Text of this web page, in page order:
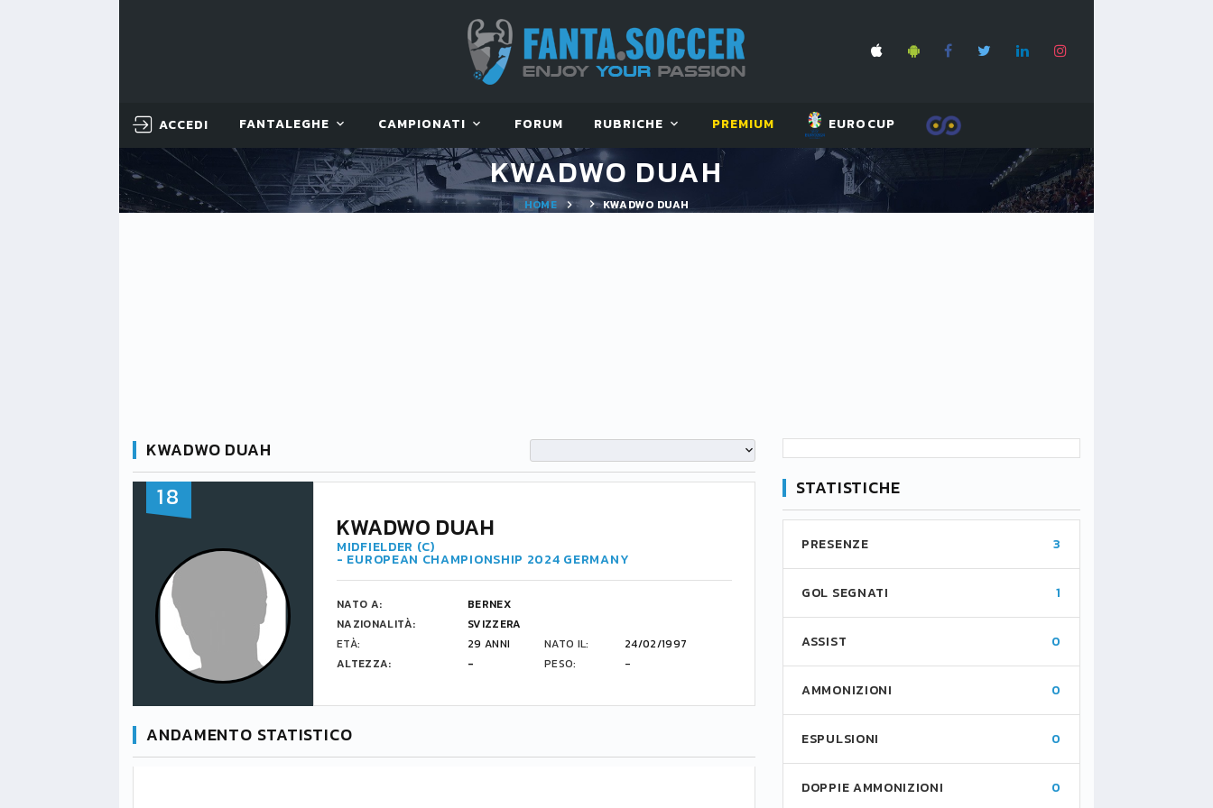
ACCEDI FANTALEGHE CAMPIONATI FORUM RUBRICHE PREMIUM EUROCUP
KWADWO DUAH
HOME KWADWO DUAH
KWADWO DUAH
18
KWADWO DUAH
MIDFIELDER (C)
- EUROPEAN CHAMPIONSHIP 2024 GERMANY
NATO A:
BERNEX
NAZIONALITÀ:
SVIZZERA
ETÀ:
29 ANNI NATO IL:
24/02/1997
ALTEZZA:
- PESO: -
ANDAMENTO STATISTICO
STATISTICHE
PRESENZE 3
GOL SEGNATI 1
ASSIST 0
AMMONIZIONI 0
ESPULSIONI 0
DOPPIE AMMONIZIONI 0